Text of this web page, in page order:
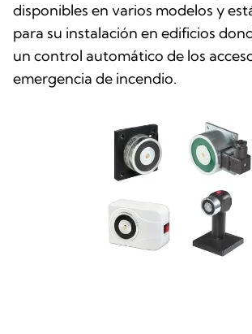
disponibles en varios modelos y
para su instalación en edificios
un control automático de los
emergencia de incendio.